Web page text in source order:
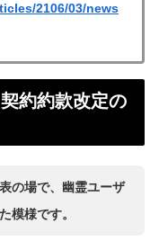
2106/03/news
約約款改定の
の場で、幽霊ユーザ
模様です。